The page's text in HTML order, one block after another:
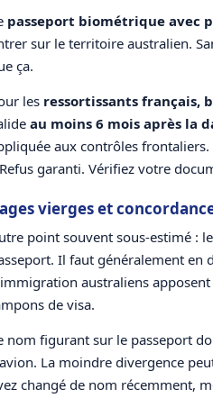
passeport biométrique avec
sur le territoire australien.
ça.
les ressortissants français,
au moins 6 mois après la
aux contrôles
garanti. Vérifiez votre
vierges et
point souvent sous-estimé : le
Il faut généralement en
australiens apposent
de visa.
nom figurant sur le passeport
La moindre divergence
changé de nom récemment,